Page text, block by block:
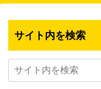
サイト内を検索